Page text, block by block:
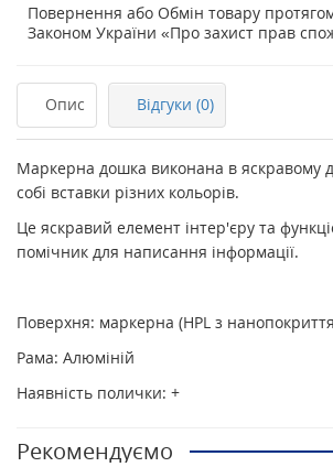
Повернення або Обмін товару протягом
Законом України «Про захист прав
Опис Відгуки (0)
Маркерна дошка виконана в яскравому
собі вставки різних кольорів.
Це яскравий елемент інтер'єру та
помічник для написання інформації.
Поверхня: маркерна (HPL з
Рама: Алюміній
Наявність полички: +
Рекомендуємо